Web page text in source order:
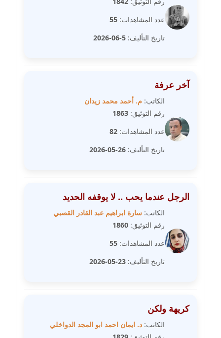
مدونة كنوز صلاح
موقوف
مدونة ليلى سرحان
عاملة
مدونة مارية محمد
عاملة
مدونة محاسن علي
عاملة
مدونة محمد ابو النور
مدونة محمد الشافعي
عاملة
عدد المشاهدات: 55
تاريخ التأليف: 5-06-2026
آخر عرفة
الكاتب: م. أحمد محمد زيدان
رقم التوثيق: 1863
عدد المشاهدات: 82
تاريخ التأليف: 26-05-2026
الرجل عندما يحب .. لا يوقفه الحديد
الكاتب: سارة ابراهيم عبد القادر القصبي
رقم التوثيق: 1860
عدد المشاهدات: 55
تاريخ التأليف: 23-05-2026
كريهة ولكن
الكاتب: د. ايمان احمد ابو المجد الدواخلي